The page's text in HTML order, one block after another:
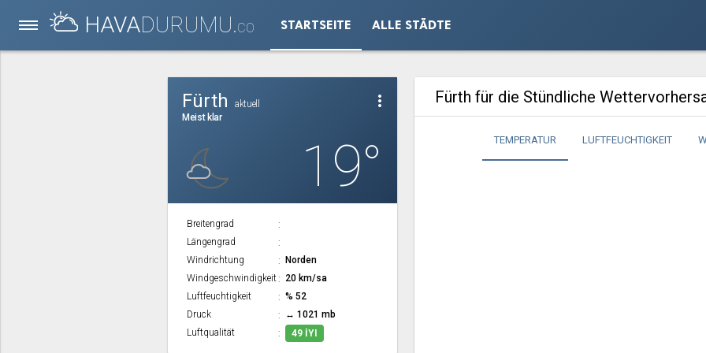
HAVADURUMU.CO STARTSEITE ALLE STÄDTE
more_vert
Fürth
aktuell
Meist klar
19°
Breitengrad
Längengrad
Windrichtung
Norden
Windgeschwindigkeit
20 km/sa
Luftfeuchtigkeit
% 52
Druck
↔ 1021 mb
Luftqualität
49 İYI
Fürth für die Stündliche
TEMPERATUR LUFTFEUCHTIGKEIT